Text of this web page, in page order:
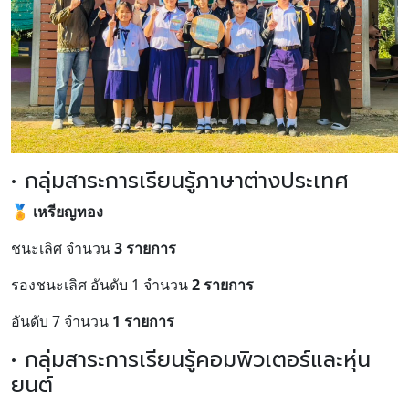
• กลุ่มสาระการเรียนรู้ภาษาต่างประเทศ
🏅 เหรียญทอง
ชนะเลิศ จำนวน3 รายการ
รองชนะเลิศ อันดับ 1 จำนวน2 รายการ
อันดับ 7 จำนวน 1 รายการ
• กลุ่มสาระการเรียนรู้คอมพิวเตอร์และหุ่น
ยนต์